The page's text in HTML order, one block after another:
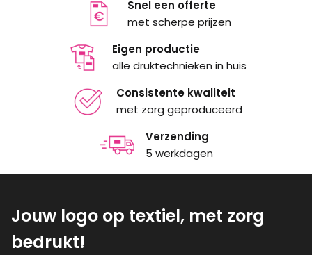
Snel een offerte
met scherpe prijzen
Eigen productie
alle druktechnieken in huis
Consistente kwaliteit
met zorg geproduceerd
Verzending
5 werkdagen
Jouw logo op textiel, met zorg
bedrukt!